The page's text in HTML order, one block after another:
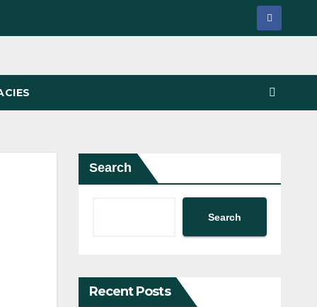
Search
Search
Recent Posts